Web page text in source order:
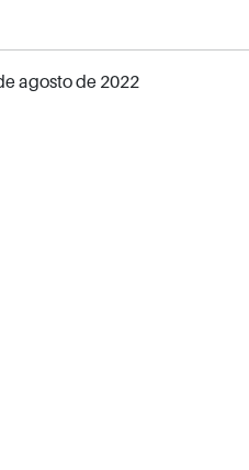
agosto de 2022